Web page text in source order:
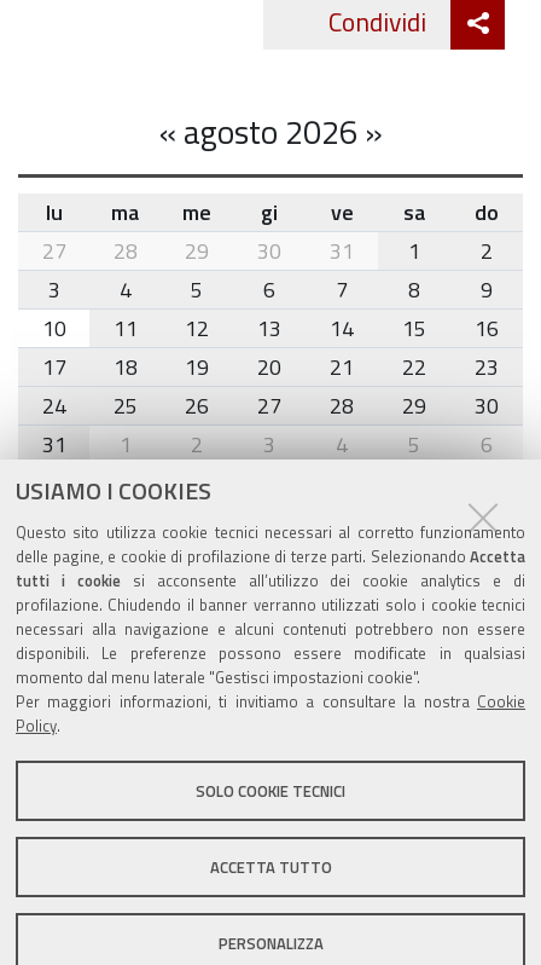
USIAMO I COOKIES
Questo sito utilizza cookie tecnici necessari al corretto funzionamento
delle pagine, e cookie di profilazione di terze parti. Selezionando Accetta
tutti i cookiesi acconsente all’utilizzo dei cookie analytics e di
profilazione. Chiudendo il banner verranno utilizzati solo i cookie tecnici
necessari alla navigazione e alcuni contenuti potrebbero non essere
disponibili. Le preferenze possono essere modificate in qualsiasi
momento dal menu laterale "Gestisci impostazioni cookie".
Per maggiori informazioni, ti invitiamo a consultare la nostra Cookie
Policy.
SOLO COOKIE TECNICI
ACCETTA TUTTO
PERSONALIZZA
Condividi
«agosto 2026 »
month-
8
lu ma me gi ve sa
do
27
28 29 30 31 1
2
3
4 5 6 7 8
9
10
11 12 13 14 15
16
17
18 19 20 21 22
23
24
25 26 27 28 29
30
31
1 2 3 4 5 6
Agenda eventi
torna alla sezione
Valuta questo sito
Sito istituzionale Comune di Zola Predosa
DPO|Accessibilità